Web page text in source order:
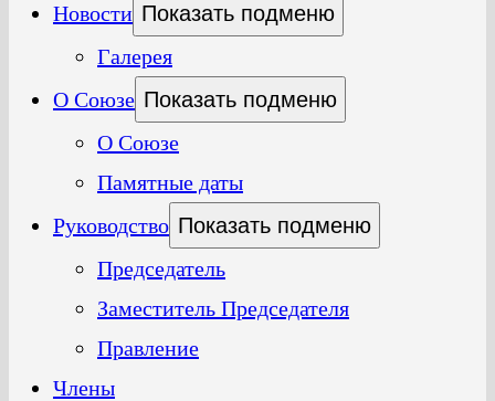
Новости Показать подменю
Галерея
О Союзе Показать подменю
О Союзе
Памятные даты
Руководство Показать подменю
Председатель
Заместитель Председателя
Правление
Члены